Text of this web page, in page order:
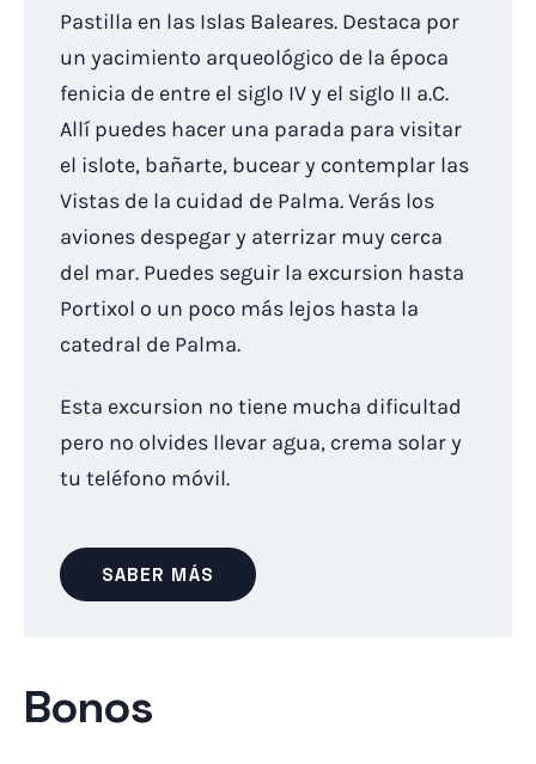
Pastilla en las Islas Baleares. Destaca por
un yacimiento arqueológico de la época
fenicia de entre el siglo IV y el siglo II a.C.​
Allí puedes hacer una parada para visitar
el islote, bañarte, bucear y contemplar las
Vistas de la cuidad de Palma. Verás los
aviones despegar y aterrizar muy cerca
del mar. Puedes seguir la excursion hasta
Portixol o un poco más lejos hasta la
catedral de Palma.
Esta excursion no tiene mucha dificultad
pero no olvides llevar agua, crema solar y
tu teléfono móvil.
SABER MÁS
Bonos